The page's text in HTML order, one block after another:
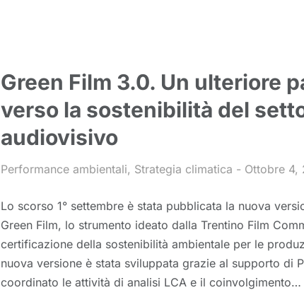
Green Film 3.0. Un ulteriore
verso la sostenibilità del
audiovisivo
Performance ambientali, Strategia climatica Ottobre 4,
Lo scorso 1° settembre è stata pubblicata la nuova
Green Film, lo strumento ideato dalla Trentino Film
certificazione della sostenibilità ambientale per le
nuova versione è stata sviluppata grazie al supporto di
coordinato le attività di analisi LCA e il coinvolgimento…